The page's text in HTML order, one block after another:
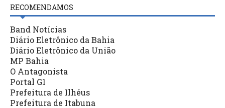
RECOMENDAMOS
Band Notícias
Diário Eletrônico da Bahia
Diário Eletrônico da União
MP Bahia
O Antagonista
Portal G1
Prefeitura de Ilhéus
Prefeitura de Itabuna